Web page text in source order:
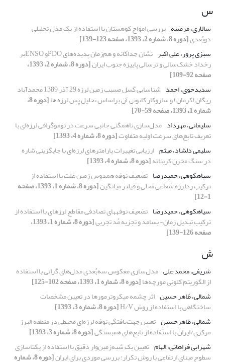
س
سالاری، مرضیه بررسی امواج کوهستان با استفاده از یک مدل تحلیلی
دوبُعدی[دوره 8، شماره 2، 1393، صفحه 123-139]
سبزی پرور، علی اکبر
نشان جداگانه و هم‌زمان پدیده‌های PDOو ENSOبر
رخداد خشک‌سالی و ترسالی پاییزه جنوب ایران [دوره 8، شماره 2، 1393،
صفحه 92-109]
سدیدخوی، احمد
شناسایی گسل مسبب زمین لرزه 29 آذر 1389 محمدآباد
ریگان (کرمان) و سازوکار کانونی آن براساس تحلیل پس لرزه ها [دوره 8،
شماره 1، 1393، صفحه 59-70]
سلیمانی، مهرداد مدل‌سازی ناهمگنی جانبی سرعت در توموگرافی لرزه‌ای با
تعریف تابع‌های سرعت اولیه متفاوت[دوره 8، شماره 4، 1393]
سلیمی دلشاد، میثم ارزیابی تغییرات پارامترهای لرزه‌‌ای با جایگزینی شاره‌‌
در سنگ مخزن کربناته[دوره 8، شماره 4، 1393]
سیاهکوهی، حمیدرضا تضعیف نوفه همدوس زمین غلت با استفاده از
ترکیب ردلرزه شعاعی محلی و فیلتر میانگین [دوره 8، شماره 1، 1393، صفحه
1-12]
سیاهکوهی، حمیدرضا تضعیف نوفههای تصادفی مقاطع لرزهای با استفاده از
ترکیب تبدیل زمان- بسامد و تجزیه مُد تجربی [دوره 8، شماره 1، 1393،
صفحه 126-139]
ش
شریفی، محمد علی مدل‌سازی معکوس سه‌بُعدی مدل‌های گرانی با استفاده
از الگوریتم کلونی مورچه‌‌ها[دوره 8، شماره 1، 1393، صفحه 102-125]
شمالی، ظاهر حسین اثر چشمه میکروترمورها در تعیین مشخصات
ساختگاهی با استفاده از روش H/V
[دوره 8، شماره 3، 1393]
شمالی، ظاهرحسین تعیین جهت‌یافتگی نوفه لرزه‌ای محیطی در منطقه البرز
مرکزی/ایران با استفاده از تابع‌های همبستگی[دوره 8، شماره 3، 1393]
شهرابی فراهانی، الهام تعیین یک شبه‌زمین‌وار دقیق با استفاده از یکتاسازی
سطوح مبنای ارتفاعی با روش تکرار: بررسی موردی برای ایران [دوره 8، شماره